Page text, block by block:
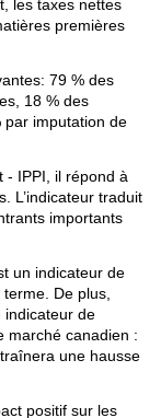
les taxes nettes
premières
79 % des
18 % des
par imputation de
- IPPI, il répond à
L’indicateur traduit
importants
un indicateur de
De plus,
indicateur de
marché canadien :
une hausse
positif sur les